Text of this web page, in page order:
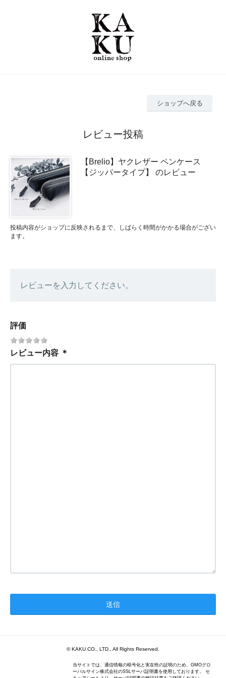
ショップへ戻る
レビュー投稿
【Brelio】ヤクレザー ペンケース
【ジッパータイプ】 のレビュー
投稿内容がショップに反映されるまで、しばらく時間がかかる場合がござい
ます。
レビューを入力してください。
評価
レビュー内容 ＊
© KAKU CO., LTD., All Rights Reserved.
当サイトでは、通信情報の暗号化と実在性の証明のため、GMOグロ
ーバルサイン株式会社のSSLサーバ証明書を使用しております。 セ